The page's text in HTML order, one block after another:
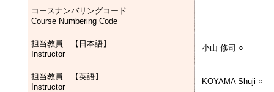
コースナンバリングコード
Course Numbering Code
担当教員 【日本語】
Instructor
小山 修司 ○
担当教員 【英語】
Instructor
KOYAMA Shuji ○